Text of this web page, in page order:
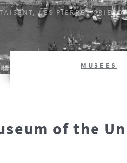
LES PIERRES
MUSEES
of the